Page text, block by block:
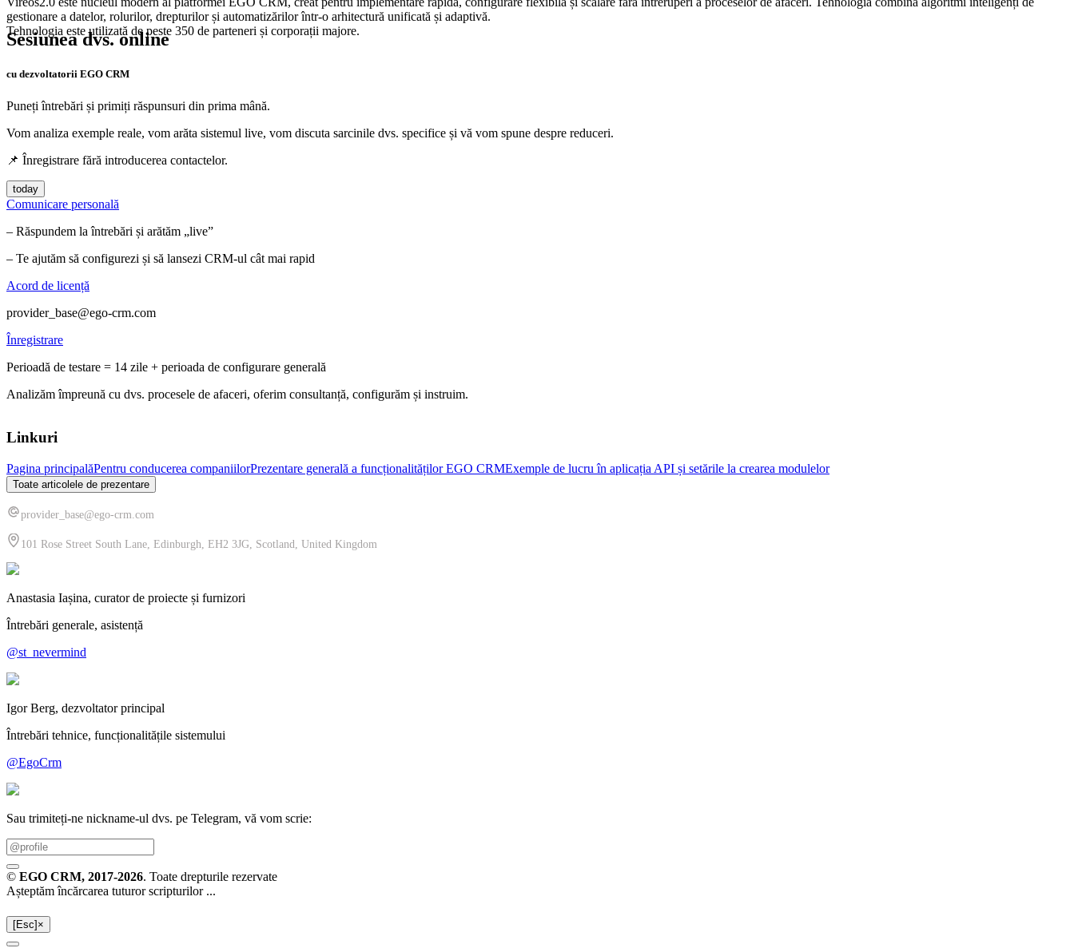
gestionare a datelor, rolurilor, drepturilor și automatizărilor într-o arhitectură unificată și adaptivă.
Tehnologia este utilizată de peste 350 de parteneri și corporații majore.
Sesiunea dvs. online
cu dezvoltatorii EGO CRM
Puneți întrebări și primiți răspunsuri din prima mână.
Vom analiza exemple reale, vom arăta sistemul live, vom discuta sarcinile dvs. specifice și vă vom spune despre reduceri.
📌 Înregistrare fără introducerea contactelor.
today
Comunicare personală
– Răspundem la întrebări și arătăm „live”
– Te ajutăm să configurezi și să lansezi CRM-ul cât mai rapid
Acord de licență
provider_base@ego-crm.com
Înregistrare
Perioadă de testare = 14 zile + perioada de configurare generală
Analizăm împreună cu dvs. procesele de afaceri, oferim consultanță, configurăm și instruim.
Linkuri
Pagina principalăPentru conducerea companiilorPrezentare generală a funcționalităților EGO CRMExemple de lucru în aplicația API și setările la crearea modulelor
Toate articolele de prezentare
provider_base@ego-crm.com
101 Rose Street South Lane, Edinburgh, EH2 3JG, Scotland, United Kingdom
Anastasia Iașina, curator de proiecte și furnizori
Întrebări generale, asistență
@st_nevermind
Igor Berg, dezvoltator principal
Întrebări tehnice, funcționalitățile sistemului
@EgoCrm
Sau trimiteți-ne nickname-ul dvs. pe Telegram, vă vom scrie:
© EGO CRM, 2017-2026. Toate drepturile rezervate
Așteptăm încărcarea tuturor scripturilor ...
[Esc] ×